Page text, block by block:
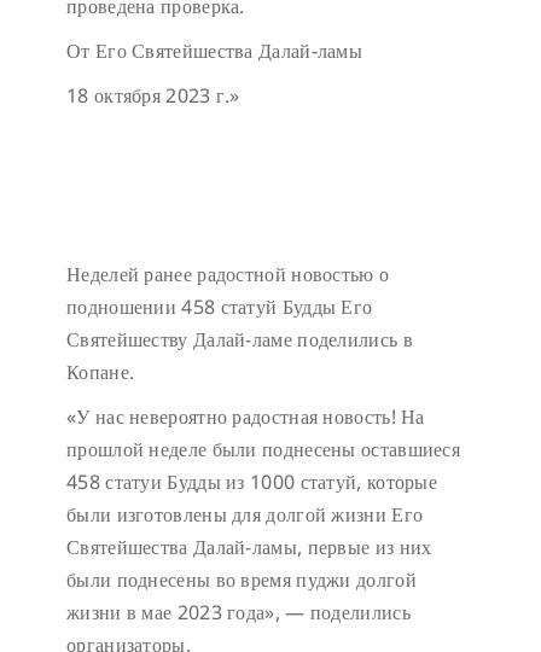
проведена проверка.
От Его Святейшества Далай-ламы
18 октября 2023 г.»
Неделей ранее радостной новостью о
подношении 458 статуй Будды Его
Святейшеству Далай-ламе поделились в
Копане.
«У нас невероятно радостная новость! На
прошлой неделе были поднесены оставшиеся
458 статуи Будды из 1000 статуй, которые
были изготовлены для долгой жизни Его
Святейшества Далай-ламы, первые из них
были поднесены во время пуджи долгой
жизни в мае 2023 года», — поделились
организаторы.